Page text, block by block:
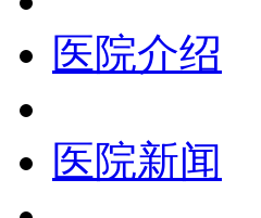
医院介绍
医院新闻